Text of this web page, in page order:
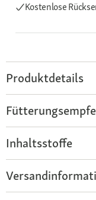
Kostenlose
Produktdetails
Inhaltsstoffe